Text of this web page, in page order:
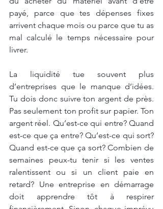
payé, parce que tes dépenses fixes
arrivent chaque mois ou parce que tu as
mal calculé le temps nécessaire pour
livrer.
La liquidité tue souvent plus
d’entreprises que le manque d’idées.
Tu dois donc suivre ton argent de près.
Pas seulement ton profit sur papier. Ton
argent réel. Qu’est-ce qui entre? Quand
est-ce que ça entre? Qu’est-ce qui sort?
Quand est-ce que ça sort? Combien de
semaines peux-tu tenir si les ventes
ralentissent ou si un client paie en
retard? Une entreprise en démarrage
doit apprendre tôt à respirer